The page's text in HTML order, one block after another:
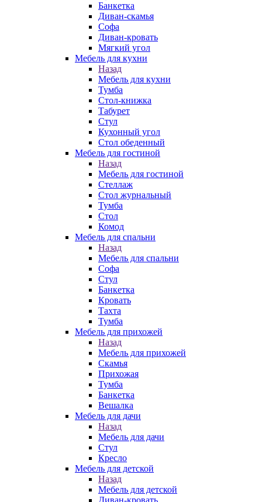
Банкетка
Диван-скамья
Софа
Диван-кровать
Мягкий угол
Мебель для кухни
Назад
Мебель для кухни
Тумба
Стол-книжка
Табурет
Стул
Кухонный угол
Стол обеденный
Мебель для гостиной
Назад
Мебель для гостиной
Стеллаж
Стол журнальный
Тумба
Стол
Комод
Мебель для спальни
Назад
Мебель для спальни
Софа
Стул
Банкетка
Кровать
Тахта
Тумба
Мебель для прихожей
Назад
Мебель для прихожей
Скамья
Прихожая
Тумба
Банкетка
Вешалка
Мебель для дачи
Назад
Мебель для дачи
Стул
Кресло
Мебель для детской
Назад
Мебель для детской
Диван-кровать